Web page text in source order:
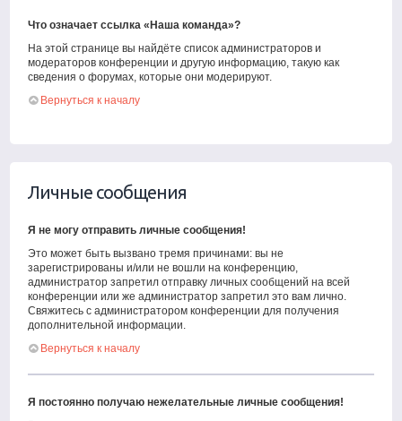
Что означает ссылка «Наша команда»?
На этой странице вы найдёте список администраторов и
модераторов конференции и другую информацию, такую как
сведения о форумах, которые они модерируют.
Вернуться к началу
Личные сообщения
Я не могу отправить личные сообщения!
Это может быть вызвано тремя причинами: вы не
зарегистрированы и/или не вошли на конференцию,
администратор запретил отправку личных сообщений на всей
конференции или же администратор запретил это вам лично.
Свяжитесь с администратором конференции для получения
дополнительной информации.
Вернуться к началу
Я постоянно получаю нежелательные личные сообщения!